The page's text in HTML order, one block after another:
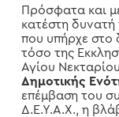
Πρόσφατα και
κατέστη
που υπήρχε στο
τόσο της
Αγίου
Δημοτικής
επέμβαση του
Δ.Ε.Υ.Α.Χ., η